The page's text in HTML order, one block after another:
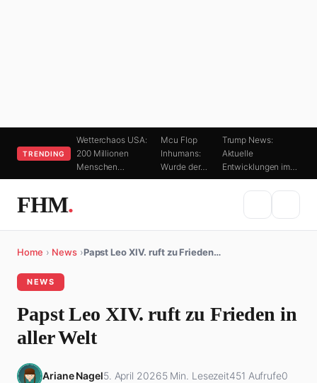
TRENDING
Wetterchaos USA:
200 Millionen
Menschen…
Mcu Flop
Inhumans:
Wurde der…
Trump News:
Aktuelle
Entwicklungen im…
FHM.
Home › News ›Papst Leo XIV. ruft zu Frieden…
NEWS
Papst Leo XIV. ruft zu Frieden in
aller Welt
Ariane Nagel5. April 20265 Min. Lesezeit451 Aufrufe0